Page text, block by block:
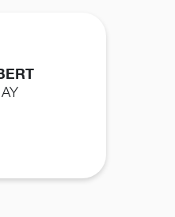
AY